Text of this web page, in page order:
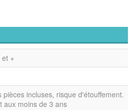
et +
pièces incluses, risque d'étouffement.
aux moins de 3 ans